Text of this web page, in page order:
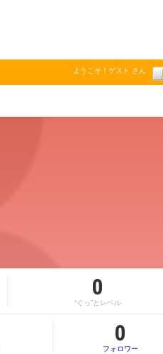
ようこそ！ ゲスト さん
0
“ぐっ”とレベル
0
フォロワー